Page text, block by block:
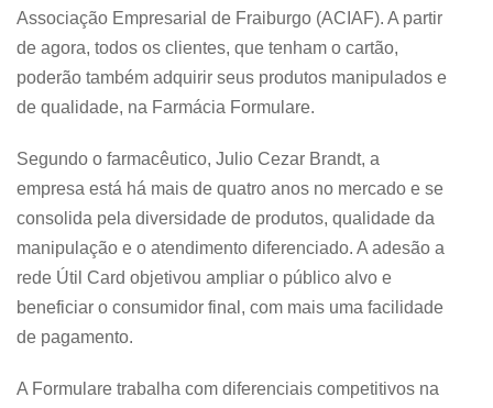
Associação Empresarial de Fraiburgo (ACIAF). A partir
de agora, todos os clientes, que tenham o cartão,
poderão também adquirir seus produtos manipulados e
de qualidade, na Farmácia Formulare.
Segundo o farmacêutico, Julio Cezar Brandt, a
empresa está há mais de quatro anos no mercado e se
consolida pela diversidade de produtos, qualidade da
manipulação e o atendimento diferenciado. A adesão a
rede Útil Card objetivou ampliar o público alvo e
beneficiar o consumidor final, com mais uma facilidade
de pagamento.
A Formulare trabalha com diferenciais competitivos na